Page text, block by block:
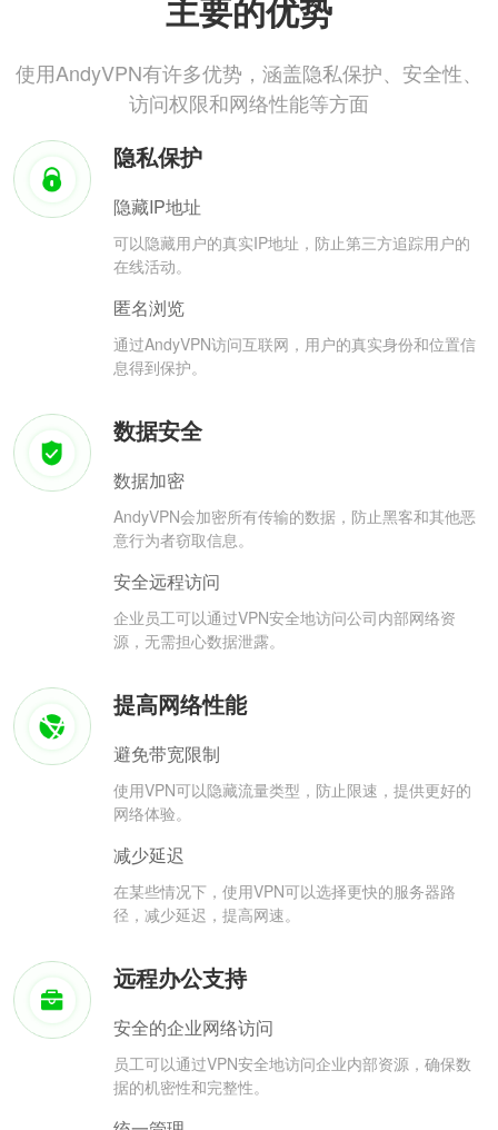
主要的优势
使用AndyVPN有许多优势，涵盖隐私保护、安全性、
访问权限和网络性能等方面
隐私保护
隐藏IP地址
可以隐藏用户的真实IP地址，防止第三方追踪用户的
在线活动。
匿名浏览
通过AndyVPN访问互联网，用户的真实身份和位置信
息得到保护。
数据安全
数据加密
AndyVPN会加密所有传输的数据，防止黑客和其他恶
意行为者窃取信息。
安全远程访问
企业员工可以通过VPN安全地访问公司内部网络资
源，无需担心数据泄露。
提高网络性能
避免带宽限制
使用VPN可以隐藏流量类型，防止限速，提供更好的
网络体验。
减少延迟
在某些情况下，使用VPN可以选择更快的服务器路
径，减少延迟，提高网速。
远程办公支持
安全的企业网络访问
员工可以通过VPN安全地访问企业内部资源，确保数
据的机密性和完整性。